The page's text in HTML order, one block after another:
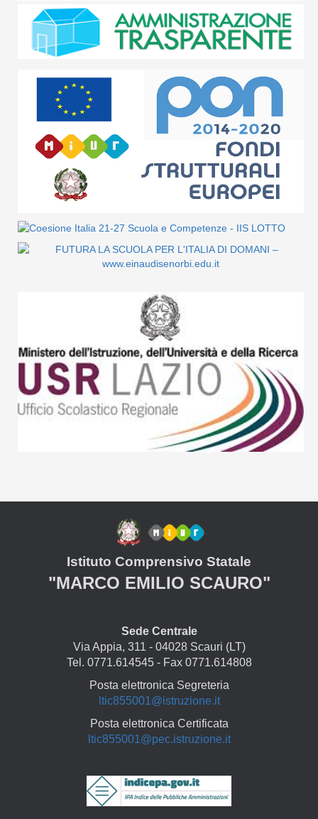
Istituto Comprensivo Statale
"MARCO EMILIO SCAURO"
Sede Centrale
Via Appia, 311 - 04028 Scauri (LT)
Tel. 0771.614545 - Fax 0771.614808
Posta elettronica Segreteria
ltic855001@istruzione.it
Posta elettronica Certificata
ltic855001@pec.istruzione.it